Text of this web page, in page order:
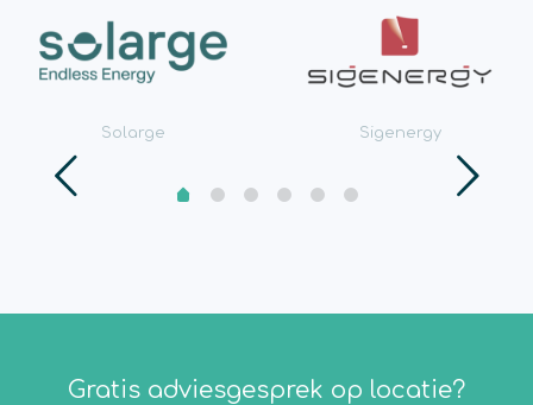
Solarge Sigenergy
Gratis adviesgesprek op locatie?